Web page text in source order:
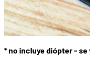
* no incluye diópter - se